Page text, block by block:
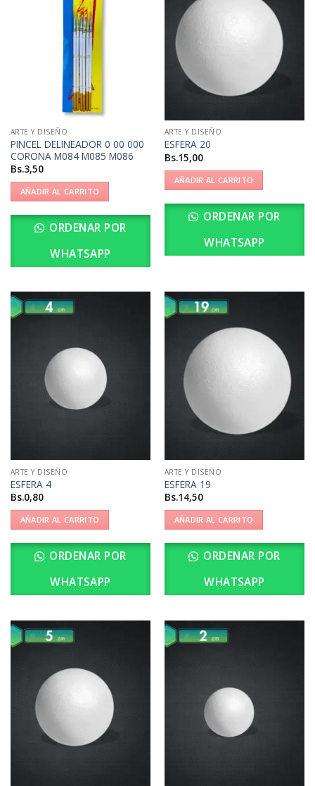
ARTE Y DISEÑO
PINCEL DELINEADOR 0 00 000
CORONA M084 M085 M086
Bs.3,50
AÑADIR AL CARRITO
ORDENAR POR
WHATSAPP
ARTE Y DISEÑO
ESFERA 20
Bs.15,00
AÑADIR AL CARRITO
ORDENAR POR
WHATSAPP
ARTE Y DISEÑO
ESFERA 4
Bs.0,80
AÑADIR AL CARRITO
ORDENAR POR
WHATSAPP
ARTE Y DISEÑO
ESFERA 19
Bs.14,50
AÑADIR AL CARRITO
ORDENAR POR
WHATSAPP